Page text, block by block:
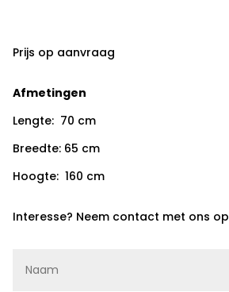
Prijs op aanvraag
Afmetingen
Lengte: 70 cm
Breedte: 65 cm
Hoogte: 160 cm
Interesse? Neem contact met ons op